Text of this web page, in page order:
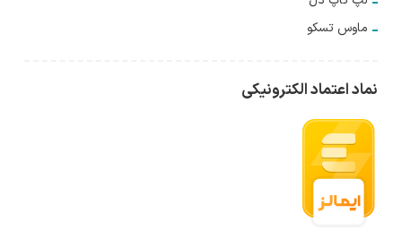
ماوس تسکو
نماد اعتماد الکترونیکی